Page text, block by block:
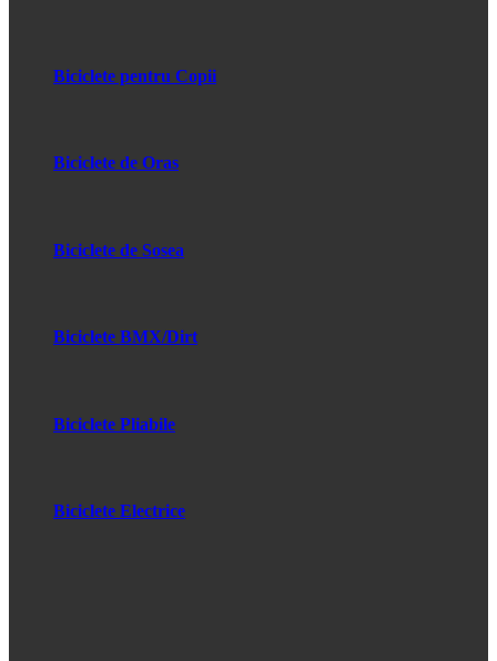
Biciclete pentru Copii
Biciclete de Oras
Biciclete de Sosea
Biciclete BMX/Dirt
Biciclete Pliabile
Biciclete Electrice